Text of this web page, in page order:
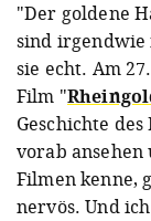
"Der goldene
sind irgendwie
sie echt. Am
Film "
Geschichte
vorab ansehen
Filmen kenne,
nervös. Und